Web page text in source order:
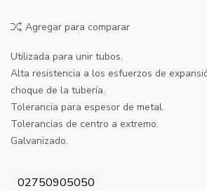
Agregar para comparar
Utilizada para unir tubos.
Alta resistencia a los esfuerzos de
choque de la tubería.
Tolerancia para espesor de metal.
Tolerancias de centro a extremo.
Galvanizado.
02750905050